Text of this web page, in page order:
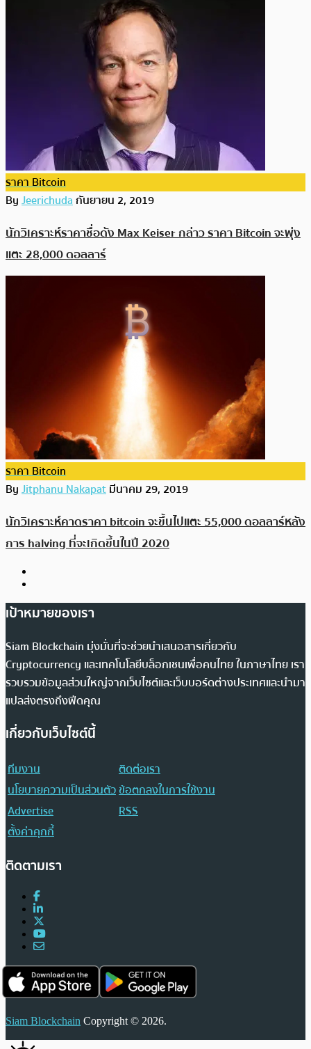
ราคา Bitcoin
ByJeerichudaกันยายน 2, 2019
นักวิเคราะห์ราคาชื่อดัง Max Keiser กล่าว ราคา Bitcoin จะพุ่ง
แตะ 28,000 ดอลลาร์
ราคา Bitcoin
ByJitphanu Nakapatมีนาคม 29, 2019
นักวิเคราะห์คาดราคา bitcoin จะขึ้นไปแตะ 55,000 ดอลลาร์หลัง
การ halving ที่จะเกิดขึ้นในปี 2020
เป้าหมายของเรา
Siam Blockchain มุ่งมั่นที่จะช่วยนำเสนอสารเกี่ยวกับ
Cryptocurrency และเทคโนโลยีบล็อกเชนเพื่อคนไทย ในภาษาไทย เรา
รวบรวมข้อมูลส่วนใหญ่จากเว็บไซต์และเว็บบอร์ดต่างประเทศและนำมา
แปลส่งตรงถึงฟีดคุณ
เกี่ยวกับเว็บไซต์นี้
ทีมงาน
ติดต่อเรา
นโยบายความเป็นส่วนตัวข้อตกลงในการใช้งาน
Advertise
RSS
ตั้งค่าคุกกี้
ติดตามเรา
Siam Blockchain Copyright © 2026.